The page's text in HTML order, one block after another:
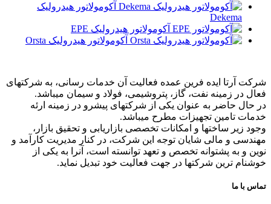
آکومولاتور هیدرولیک
Dekema
آکومولاتور هیدرولیک EPE
آکومولاتور هیدرولیک Orsta
شرکت آرتا ایده فرین عمده فعالیت آن خدمات رسانی، به شرکتهای
فعال در زمینه نفت، گاز، پتروشیمی، فولاد و سیمان میباشد.
در حال حاضر به عنوان یکی از شرکتهای پیشرو در زمینه ارئه
خدمات تامین تجهیزات مطرح میباشد.
وجود زیر ساختها و امکانات تخصصی بازاریابی و تحقیق بازار،
مهندسی و مالی شایان توجه این شرکت، در کنار مدیریت کارآمد و
نوین و به پشتوانه تخصص و تعهد توانسته است، آنرا به یکی از
خوشنام ترین شرکتها در جهت فعالیت خود تبدیل نماید.
تماس با ما